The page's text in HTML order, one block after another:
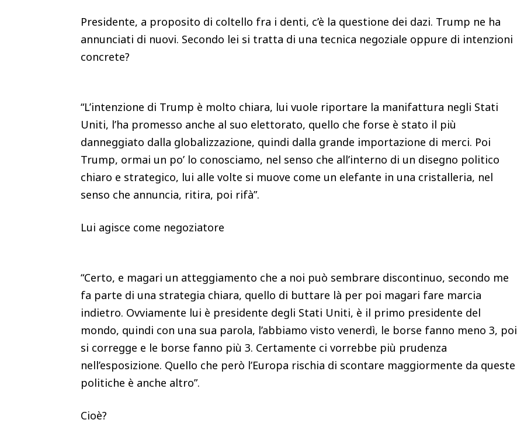
Presidente, a proposito di coltello fra i denti, c’è la questione dei dazi. Trump ne ha
annunciati di nuovi. Secondo lei si tratta di una tecnica negoziale oppure di intenzioni
concrete?
“L’intenzione di Trump è molto chiara, lui vuole riportare la manifattura negli Stati
Uniti, l’ha promesso anche al suo elettorato, quello che forse è stato il più
danneggiato dalla globalizzazione, quindi dalla grande importazione di merci. Poi
Trump, ormai un po’ lo conosciamo, nel senso che all’interno di un disegno politico
chiaro e strategico, lui alle volte si muove come un elefante in una cristalleria, nel
senso che annuncia, ritira, poi rifà”.
Lui agisce come negoziatore
“Certo, e magari un atteggiamento che a noi può sembrare discontinuo, secondo me
fa parte di una strategia chiara, quello di buttare là per poi magari fare marcia
indietro. Ovviamente lui è presidente degli Stati Uniti, è il primo presidente del
mondo, quindi con una sua parola, l’abbiamo visto venerdì, le borse fanno meno 3, poi
si corregge e le borse fanno più 3. Certamente ci vorrebbe più prudenza
nell’esposizione. Quello che però l’Europa rischia di scontare maggiormente da queste
politiche è anche altro”.
Cioè?